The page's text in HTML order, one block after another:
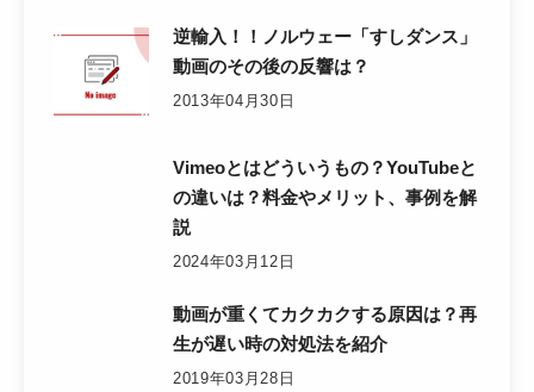
逆輸入！！ノルウェー「すしダンス」
動画のその後の反響は？
2013年04月30日
Vimeoとはどういうもの？YouTubeと
の違いは？料金やメリット、事例を解
説
2024年03月12日
動画が重くてカクカクする原因は？再
生が遅い時の対処法を紹介
2019年03月28日